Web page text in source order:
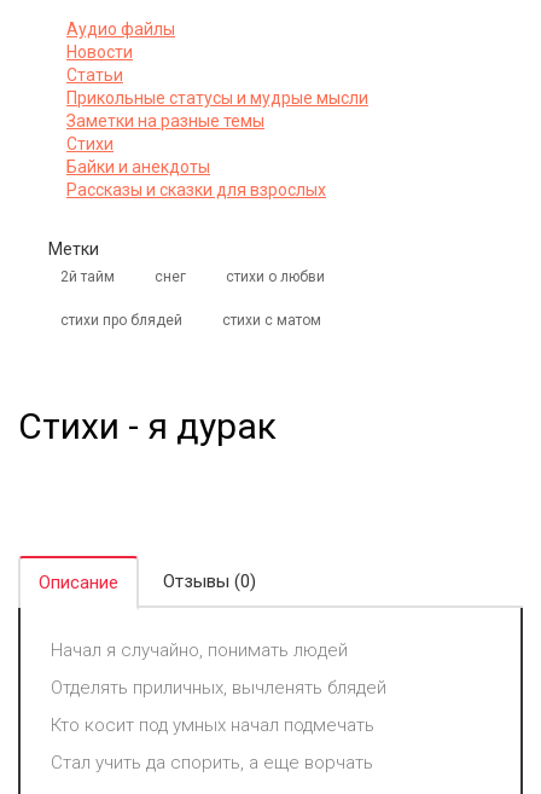
Аудио файлы
Новости
Статьи
Прикольные статусы и мудрые мысли
Заметки на разные темы
Стихи
Байки и анекдоты
Рассказы и сказки для взрослых
Метки
2й тайм снег стихи о любви
стихи про блядей стихи с матом
Стихи - я дурак
Описание Отзывы (0)
Начал я случайно, понимать людей
Отделять приличных, вычленять блядей
Кто косит под умных начал подмечать
Стал учить да спорить, а еще ворчать